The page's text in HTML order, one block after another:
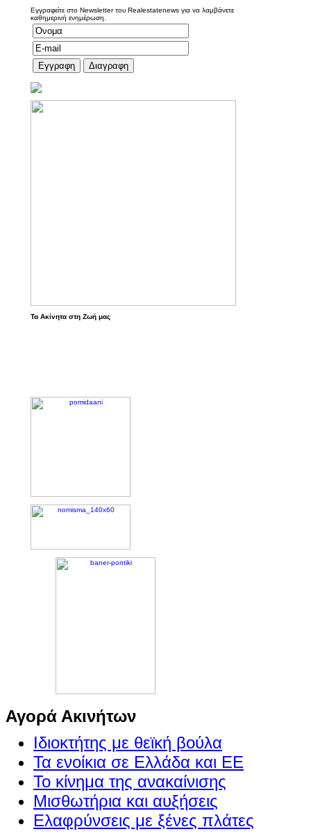
Εγγραφείτε στο Newsletter του Realestatenews για να λαμβάνετε
καθημερινή ενημέρωση.
Τα Ακίνητα στη Ζωή μας
Αγορά Ακινήτων
Ιδιοκτήτης με θεϊκή βούλα
Τα ενοίκια σε Ελλάδα και ΕΕ
Το κίνημα της ανακαίνισης
Μισθωτήρια και αυξήσεις
Ελαφρύνσεις με ξένες πλάτες